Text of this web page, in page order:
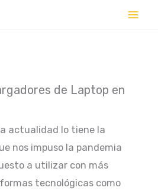
de Laptop en
actualidad lo tiene la
nos impuso la pandemia
a utilizar con más
tecnológicas como